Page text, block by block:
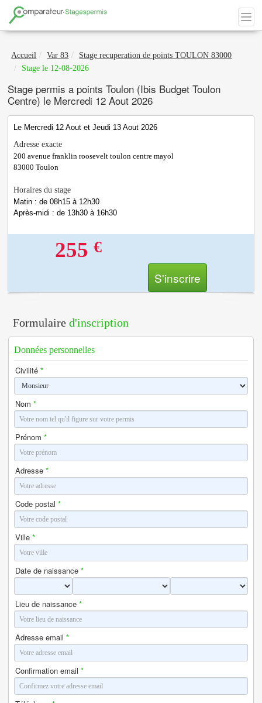
Accueil Var 83
Stage recuperation de points TOULON 83000
Stage le 12-08-2026
Stage permis a points Toulon (Ibis Budget Toulon
Centre) le Mercredi 12 Aout 2026
Le Mercredi 12 Aout et Jeudi 13 Aout 2026
Adresse exacte
200 avenue franklin roosevelt toulon centre mayol
83000 Toulon
Horaires du stage
Matin : de 08h15 à 12h30
Après-midi : de 13h30 à 16h30
255 €
S'inscrire
Formulaire d'inscription